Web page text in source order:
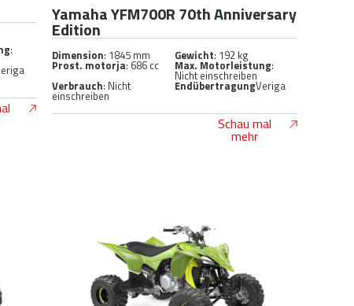
:
Yamaha YFM700R 70th Anniversary
Edition
Dimension: 1845 mm Gewicht: 192 kg
Prost. motorja: 686 cc Max. Motorleistung:
Nicht einschreiben
Verbrauch: Nicht
einschreiben
EndübertragungVeriga
Schau mal
mehr